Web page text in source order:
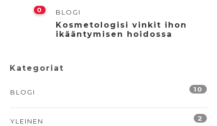
0 BLOGI
Kosmetologisi vinkit ihon
ikääntymisen hoidossa
Kategoriat
BLOGI 10
YLEINEN 2